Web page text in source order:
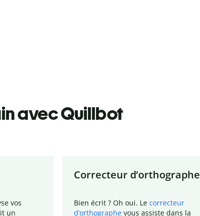
avec Quillbot
vos
un
Correcteur d’orthographe
Bien écrit ? Oh oui. Le correcteur
d’orthographe vous assiste dans la